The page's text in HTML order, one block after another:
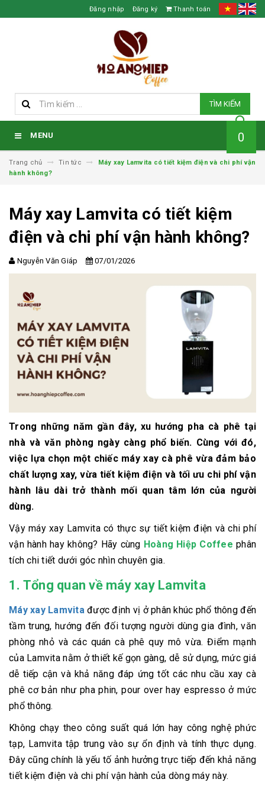
Đăng nhập Đăng ký Thanh toán
TÌM KIẾM
MENU 0
Trang chủ Tin tức
Máy xay Lamvita có tiết kiệm điện và chi phí vận
hành không?
Máy xay Lamvita có tiết kiệm
điện và chi phí vận hành không?
Nguyễn Văn Giáp 07/01/2026
Trong những năm gần đây, xu hướng pha cà phê tại
nhà và văn phòng ngày càng phổ biến. Cùng với đó,
việc lựa chọn một chiếc máy xay cà phê vừa đảm bảo
chất lượng xay, vừa tiết kiệm điện và tối ưu chi phí vận
hành lâu dài trở thành mối quan tâm lớn của người
dùng.
Vậy máy xay Lamvita có thực sự tiết kiệm điện và chi phí
vận hành hay không? Hãy cùng Hoàng Hiệp Coffee phân
tích chi tiết dưới góc nhìn chuyên gia.
1. Tổng quan về máy xay Lamvita
Máy xay Lamvitađược định vị ở phân khúc phổ thông đến
tầm trung, hướng đến đối tượng người dùng gia đình, văn
phòng nhỏ và các quán cà phê quy mô vừa. Điểm mạnh
của Lamvita nằm ở thiết kế gọn gàng, dễ sử dụng, mức giá
dễ tiếp cận và khả năng đáp ứng tốt các nhu cầu xay cà
phê cơ bản như pha phin, pour over hay espresso ở mức
phổ thông.
Không chạy theo công suất quá lớn hay công nghệ phức
tạp, Lamvita tập trung vào sự ổn định và tính thực dụng.
Đây cũng chính là yếu tố ảnh hưởng trực tiếp đến khả năng
tiết kiệm điện và chi phí vận hành của dòng máy này.